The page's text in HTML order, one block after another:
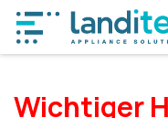
Zum Inhalt springen
Wichtiger